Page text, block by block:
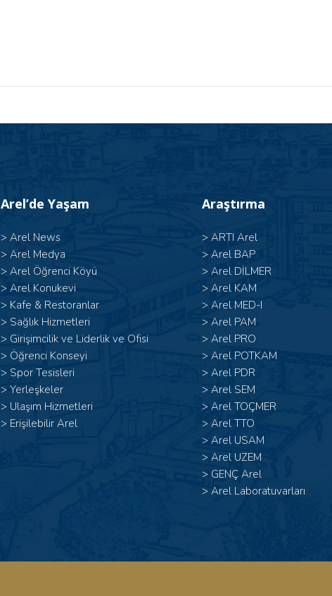
Arel’de Yaşam
> Arel News
> Arel Medya
> Arel Öğrenci Köyü
> Arel Konukevi
> Kafe & Restoranlar
> Sağlık Hizmetleri
> Girişimcilik ve Liderlik ve Ofisi
> Öğrenci Konseyi
> Spor Tesisleri
> Yerleşkeler
> Ulaşım Hizmetleri
> Erişilebilir Arel
Araştırma
> ARTI Arel
> Arel BAP
> Arel DİLMER
> Arel KAM
> Arel MED-I
> Arel PAM
> Arel PRO
> Arel POTKAM
> Arel PDR
> Arel SEM
> Arel TOÇMER
> Arel TTO
> Arel USAM
> Arel UZEM
> GENÇ Arel
> Arel Laboratuvarları